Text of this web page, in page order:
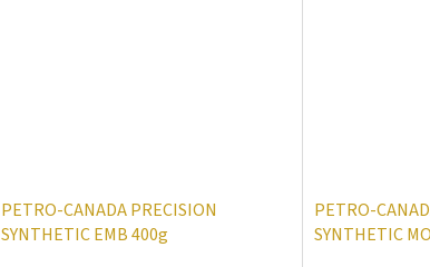
PETRO-CANADA PRECISION
SYNTHETIC EMB 400g
PETRO-
SYNTHETIC